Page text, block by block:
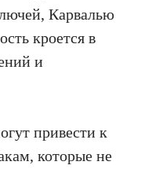
Карвалью
кроется в
и
привести к
которые не